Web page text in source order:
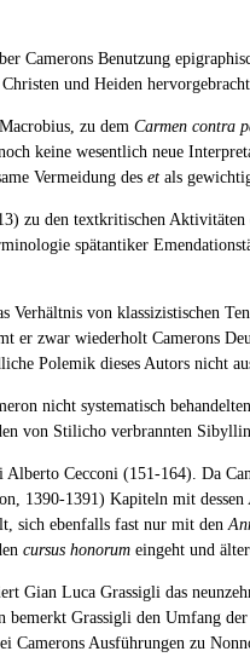
Camerons Benutzung
und Heiden
zu dem Carmen contra
keine wesentlich neue
Vermeidung des et als
zu den textkritischen
spätantiker
von klassizistischen
er zwar wiederholt Camerons
Polemik dieses Autors nicht
nicht systematisch
von Stilicho verbrannten
Cecconi (151-164). Da
1390-1391) Kapiteln mit dessen
sich ebenfalls fast nur mit den
cursus honorum eingeht und
Gian Luca Grassigli das
Grassigli den Umfang
Camerons Ausführungen zu